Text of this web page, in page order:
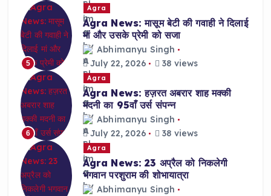
5
Agra
Agra News: मासूम बेटी की गवाही ने दिलाई
मां और उसके प्रेमी को सजा
Abhimanyu Singh
July 22, 2026
38 views
6
Agra
Agra News: हज़रत अबरार शाह मक्की
मदनी का 95वाँ उर्स संपन्न
Abhimanyu Singh
July 22, 2026
38 views
Agra
Agra News: 23 अप्रैल को निकलेगी
भगवान परशुराम की शोभायात्रा
Abhimanyu Singh